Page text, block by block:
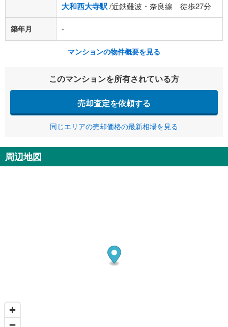
大和西大寺駅/近鉄難波・奈良線 徒歩27分
築年月 -
マンションの物件概要を見る
このマンションを所有されている方
売却査定を依頼する
同じエリアの売却価格の最新相場を見る
周辺地図